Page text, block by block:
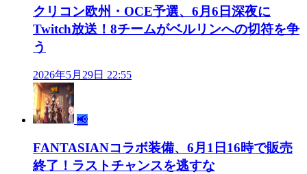
クリコン欧州・OCE予選、6月6日深夜に
Twitch放送！8チームがベルリンへの切符を争
う
2026年5月29日 22:55
📢
FANTASIANコラボ装備、6月1日16時で販売
終了！ラストチャンスを逃すな